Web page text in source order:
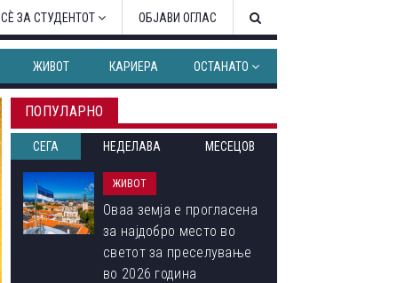
СЀ ЗА СТУДЕНТОТ ОБЈАВИ ОГЛАС
ЖИВОТ КАРИЕРА ОСТАНАТО
ПОПУЛАРНО
СЕГА НЕДЕЛАВА МЕСЕЦОВ
ЖИВОТ
Оваа земја е прогласена
за најдобро место во
светот за преселување
во 2026 година